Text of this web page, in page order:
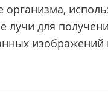
организма,
лучи для
изображений